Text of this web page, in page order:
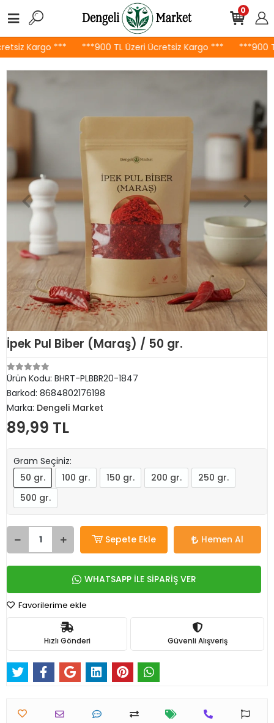
Kargo *** ***900 TL Üzeri Ücretsiz Kargo *** ***900
0
İpek Pul Biber (Maraş) / 50 gr.
Ürün Kodu: BHRT-PLBBR20-1847
Barkod: 8684802176198
Marka: Dengeli Market
89,99 TL
Gram Seçiniz:
50 gr.
100 gr. 150 gr. 200 gr.
250 gr.
500 gr.
Sepete Ekle Hemen Al
WHATSAPP İLE SİPARİŞ VER
Favorilerime ekle
Hızlı Gönderi Güvenli Alışveriş